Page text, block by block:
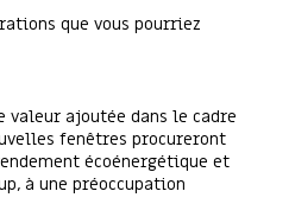
que vous pourriez
valeur ajoutée dans le cadre
fenêtres procureront
écoénergétique et
à une préoccupation